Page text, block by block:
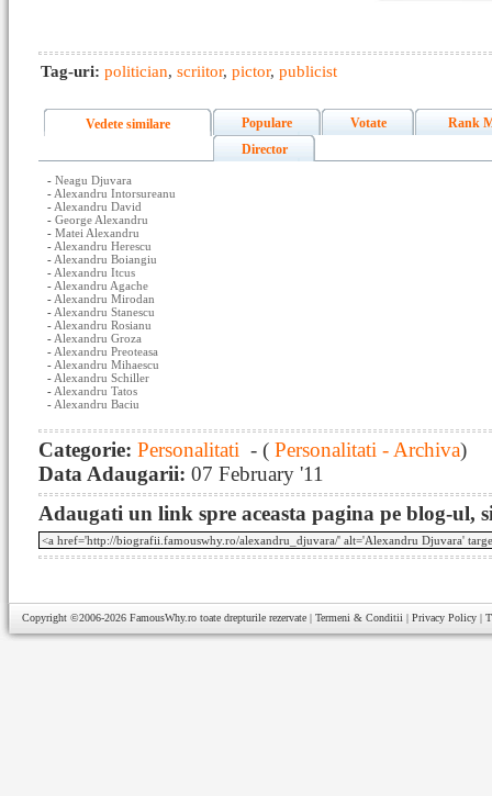
Tag-uri: politician, scriitor, pictor, publicist
Vedete similare Populare Votate
Rank
Director
- Neagu Djuvara
- Alexandru Intorsureanu
- Alexandru David
- George Alexandru
- Matei Alexandru
- Alexandru Herescu
- Alexandru Boiangiu
- Alexandru Itcus
- Alexandru Agache
- Alexandru Mirodan
- Alexandru Stanescu
- Alexandru Rosianu
- Alexandru Groza
- Alexandru Preoteasa
- Alexandru Mihaescu
- Alexandru Schiller
- Alexandru Tatos
- Alexandru Baciu
Categorie: Personalitati - ( Personalitati - Archiva)
Data Adaugarii: 07 February '11
Adaugati un link spre aceasta pagina pe blog-ul,
Copyright ©2006-2026 FamousWhy.ro toate drepturile rezervate | Termeni & Conditii | Privacy Policy |